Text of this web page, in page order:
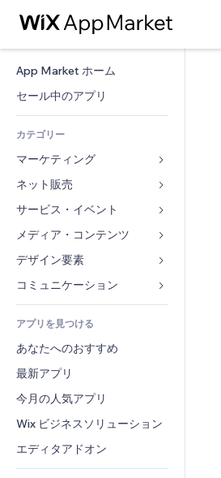
App Market ホーム
セール中のアプリ
カテゴリー
マーケティング
広告
モバイル
アクセス解析
リスティング広告
メール
コンバージョン
ネット販売
ストア用アプリ
発送・配達
販売ボタン
会計
クーポン・特典
倉庫管理ソリューション
ドロップシッピング
食品・飲料
サービス・イベント
ホテル
イベント
レストラン
不動産
ブッキング
メディア・コンテンツ
ギャラリー
音楽
ポッドキャスト
写真
動画
PDF
ファイル共有
ニュース
デザイン要素
マップ・ナビ
プライバシー・セキュリティ
時計
ページテンプレート
画像効果
ボタン・メニュー
バナー・バッジ
電卓
検索
フォーム
ブログ
投票
チャット
コメント
電話
コミュニティィ
レビュー・お客さまの声
アプリを見つける
あなたへのおすすめ
最新アプリ
今月の人気アプリ
Wix ビジネスソリューション
エディタアドオン